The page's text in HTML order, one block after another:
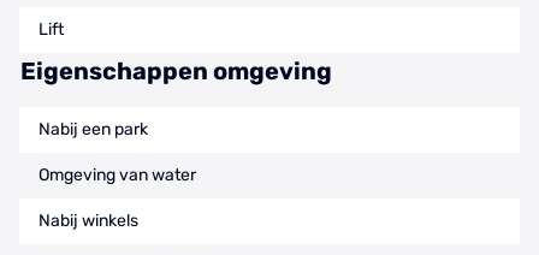
Lift
Eigenschappen omgeving
Nabij een park
Omgeving van water
Nabij winkels